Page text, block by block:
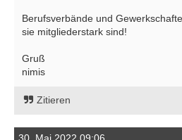
Berufsverbände und
sie mitgliederstark sind!
Gruß
nimis
Zitieren
30. Mai 2022 09:06